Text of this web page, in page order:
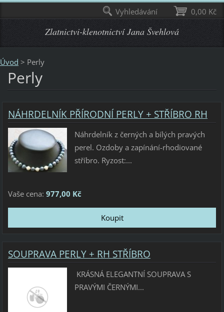
Zlatnictvi-klenotnictví Jana Švehlová
Úvod > Perly
Perly
NÁHRDELNÍK PŘÍRODNÍ PERLY + STŘÍBRO RH
Náhrdelník z černých a bílých pravých
perel. Ozdoby a zapínání-rhodiované
stříbro. Ryzost:...
Vaše cena: 977,00 Kč
SOUPRAVA PERLY + RH STŘÍBRO
KRÁSNÁ ELEGANTNÍ SOUPRAVA S
PRAVÝMI ČERNÝMI...
0,00 Kč
Vyhledávání